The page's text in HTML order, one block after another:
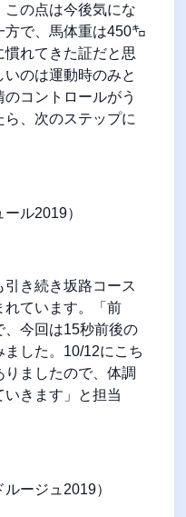
の点は今後気にな
方で、馬体重は450㌔
慣れてきた証だと思
のは運動時のみと
コントロールがう
ら、次のステップに
ル2019）
き続き坂路コース
れています。「前
、今回は15秒前後の
した。10/12にこち
ましたので、体調
きます」と担当
ージュ2019）